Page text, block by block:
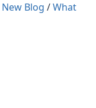
New Blog /What